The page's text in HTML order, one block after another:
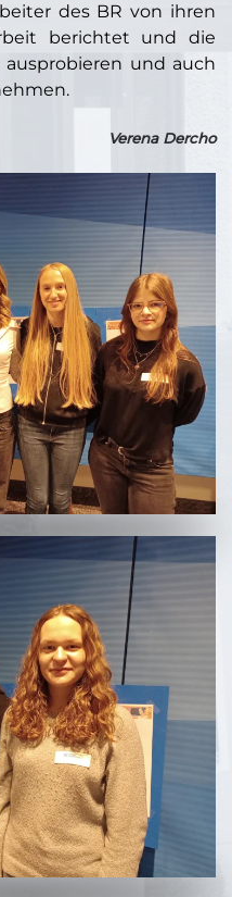
des BR von ihren
berichtet und die
und auch
Verena Dercho
Vergrößern
Vergrößern